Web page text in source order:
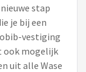
stap
je bij een
vestiging
ook mogelijk
uit alle Wase